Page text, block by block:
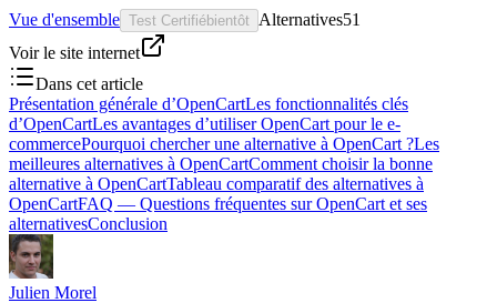
Vue d'ensemble Test Certifiébientôt Alternatives51
Voir le site internet
Dans cet article
Présentation générale d’OpenCartLes fonctionnalités clés
d’OpenCartLes avantages d’utiliser OpenCart pour le e-
commercePourquoi chercher une alternative à OpenCart ?Les
meilleures alternatives à OpenCartComment choisir la bonne
alternative à OpenCartTableau comparatif des alternatives à
OpenCartFAQ — Questions fréquentes sur OpenCart et ses
alternativesConclusion
Julien Morel